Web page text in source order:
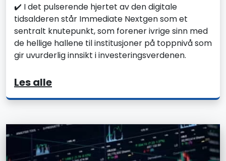
✔️ I det pulserende hjertet av den digitale
tidsalderen står Immediate Nextgen som et
sentralt knutepunkt, som forener ivrige sinn med
de hellige hallene til institusjoner på toppnivå som
gir uvurderlig innsikt i investeringsverdenen.
Les alle